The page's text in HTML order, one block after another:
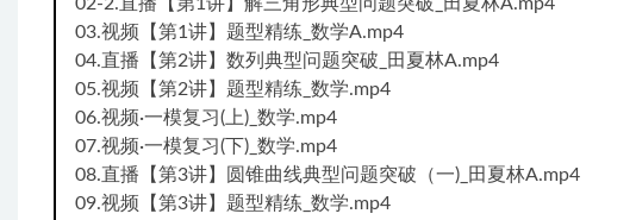
03.视频【第1讲】题型精练_数学A.mp4
04.直播【第2讲】数列典型问题突破_田夏林A.mp4
05.视频【第2讲】题型精练_数学.mp4
06.视频·一模复习(上)_数学.mp4
07.视频·一模复习(下)_数学.mp4
08.直播【第3讲】圆锥曲线典型问题突破（一)_田夏林A.mp4
09.视频【第3讲】题型精练_数学.mp4